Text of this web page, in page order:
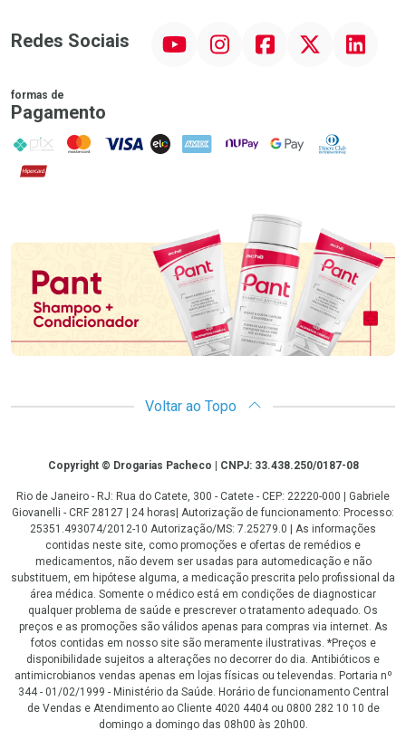
Redes Sociais InstagramFacebookTwitter Linkedin
formas de
Pagamento
PIX MasterCard
VISA ELO AMEX NuPay Google PayDiners Club
Hipercard
Promoção em Destaque
Voltar ao Topo
CopyrightCopyright © Drogarias Pacheco | CNPJ: 33.438.250/0187-08
Rio de Janeiro - RJ: Rua do Catete, 300 - Catete - CEP: 22220-000 | Gabriele
Giovanelli - CRF 28127 | 24 horas| Autorização de funcionamento: Processo:
25351.493074/2012-10 Autorização/MS: 7.25279.0 | As informações
contidas neste site, como promoções e ofertas de remédios e
medicamentos, não devem ser usadas para automedicação e não
substituem, em hipótese alguma, a medicação prescrita pelo profissional da
área médica. Somente o médico está em condições de diagnosticar
qualquer problema de saúde e prescrever o tratamento adequado. Os
preços e as promoções são válidos apenas para compras via internet. As
fotos contidas em nosso site são meramente ilustrativas. *Preços e
disponibilidade sujeitos a alterações no decorrer do dia. Antibióticos e
antimicrobianos vendas apenas em lojas físicas ou televendas. Portaria nº
344 - 01/02/1999 - Ministério da Saúde. Horário de funcionamento Central
de Vendas e Atendimento ao Cliente 4020 4404 ou 0800 282 10 10 de
domingo a domingo das 08h00 às 20h00.